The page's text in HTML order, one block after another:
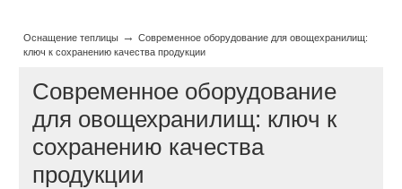
Оснащение теплицы →Современное оборудование для овощехранилищ:
ключ к сохранению качества продукции
Современное оборудование
для овощехранилищ: ключ к
сохранению качества
продукции